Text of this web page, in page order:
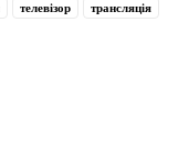
телевізор трансляція